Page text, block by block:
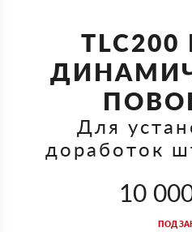
Для
доработок
10
ПОД